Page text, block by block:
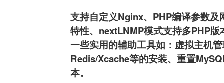
支持自定义Nginx、PHP编译参数及
特性、nextLNMP模式支持多PHP
一些实用的辅助工具如：虚拟主机
Redis/Xcache等的安装、重置
本。